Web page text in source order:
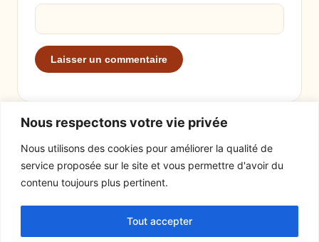
Nous respectons votre vie privée
Nous utilisons des cookies pour améliorer la qualité de
service proposée sur le site et vous permettre d'avoir du
contenu toujours plus pertinent.
Tout accepterActualités